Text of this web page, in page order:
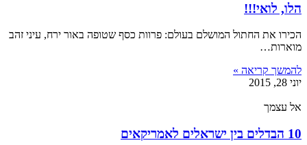
הלו, לואי!!!
הכירו את החתול המושלם בעולם: פרוות כסף שטופה באור ירח, עיני זהב
מוארות…
להמשך קריאה »
יוני 28, 2015
אל עצמך
10 הבדלים בין ישראלים לאמריקאים